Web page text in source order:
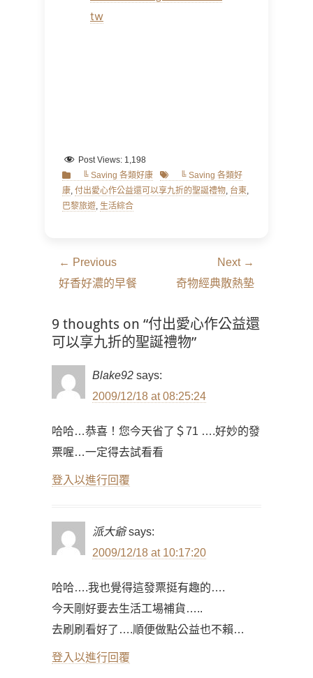
tw
Post Views: 1,198
Categories
╚ Saving 各類好康 Tags ╚ Saving 各類好
康, 付出愛心作公益還可以享九折的聖誕禮物, 台東,
巴黎旅遊, 生活綜合
文
章
覽
← Previous
Previous
好香好濃的早餐
Next →
Next奇物經典散熱墊
9 thoughts on “付出愛心作公益還
可以享九折的聖誕禮物”
Blake92 says:
2009/12/18 at 08:25:24
哈哈…恭喜！您今天省了＄71 ….好妙的發
票喔…一定得去試看看
登入以進行回覆
派大爺 says:
2009/12/18 at 10:17:20
哈哈….我也覺得這發票挺有趣的….
今天剛好要去生活工場補貨…..
去刷刷看好了….順便做點公益也不賴…
登入以進行回覆